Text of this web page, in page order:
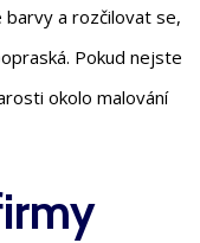
a rozčilovat se,
Pokud nejste
okolo malování